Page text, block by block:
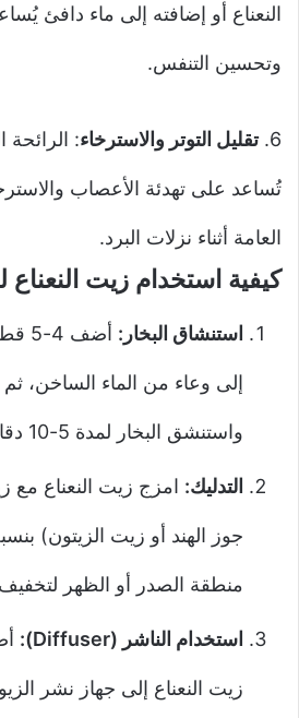
النعناع أو إضافته إلى ماء دافئ
وتحسين التنفس.
6. تقليل التوتر والاسترخاء: الرائحة
تُساعد على تهدئة الأعصاب
العامة أثناء نزلات البرد.
كيفية استخدام زيت النعناع
استنشاق البخار:
إلى وعاء من الماء الساخن،
واستنشق البخار لمدة 5-10 دقائق.
التدليك: امزج زيت النعناع
منطقة الصدر أو الظهر لتخفيف
استخدام الناشر (Diffuser):
زيت النعناع إلى جهاز نشر